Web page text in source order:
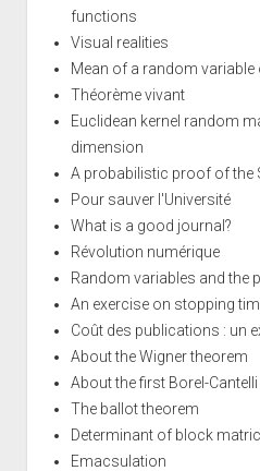
functions
Visual realities
Mean of a random
Théorème vivant
Euclidean kernel random
dimension
A probabilistic proof of the
Pour sauver l'Université
What is a good journal?
Révolution numérique
Random variables and the
An exercise on stopping
Coût des publications : un
About the Wigner theorem
About the first Borel-
The ballot theorem
Determinant of block
Emacsulation